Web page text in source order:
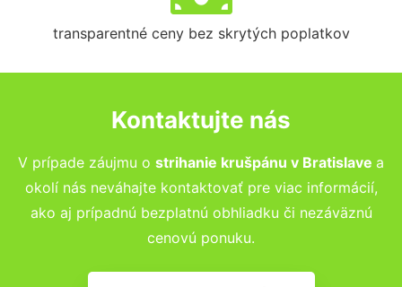
transparentné ceny bez skrytých poplatkov
Kontaktujte nás
V prípade záujmu o strihanie krušpánu v Bratislave a
okolí nás neváhajte kontaktovať pre viac informácií,
ako aj prípadnú bezplatnú obhliadku či nezáväznú
cenovú ponuku.